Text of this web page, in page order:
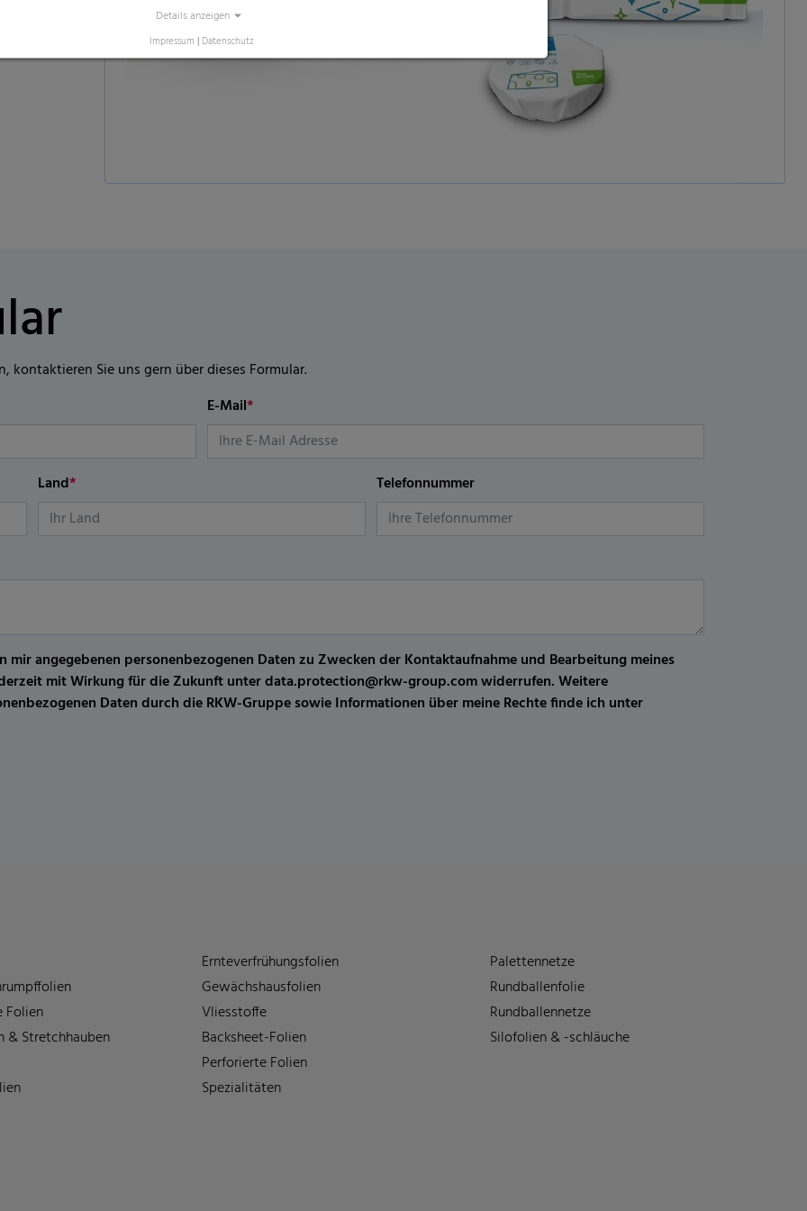
kontaktieren Sie uns gern über dieses Formular.
E-Mail*
Land* Telefonnummer
angegebenen personenbezogenen Daten zu Zwecken der Kontaktaufnahme und Bearbeitung meines
mit Wirkung für die Zukunft unter data.protection@rkw-group.com widerrufen. Weitere
Daten durch die RKW-Gruppe sowie Informationen über meine Rechte finde ich unter
Folien
& Stretchhauben
Ernteverfrühungsfolien
Gewächshausfolien
Vliesstoffe
Backsheet-Folien
Perforierte Folien
Spezialitäten
Palettennetze
Rundballenfolie
Rundballennetze
Silofolien & -schläuche